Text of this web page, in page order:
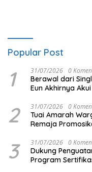
Popular Post
1 31/07/2026 0
Berawal dari
Eun Akhirnya
2 31/07/2026 0
Tuai Amarah
Remaja
3 31/07/2026 0
Dukung
Program